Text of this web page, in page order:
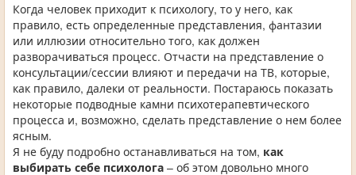
Когда человек приходит к психологу, то у него, как
правило, есть определенные представления, фантазии
или иллюзии относительно того, как должен
разворачиваться процесс. Отчасти на представление о
консультации/сессии влияют и передачи на ТВ, которые,
как правило, далеки от реальности. Постараюсь показать
некоторые подводные камни психотерапевтического
процесса и, возможно, сделать представление о нем более
ясным.
Я не буду подробно останавливаться на том, как
выбирать себе психолога – об этом довольно много